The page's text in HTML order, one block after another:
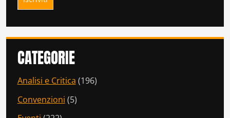
CATEGORIE
Analisi e Critica (196)
Convenzioni (5)